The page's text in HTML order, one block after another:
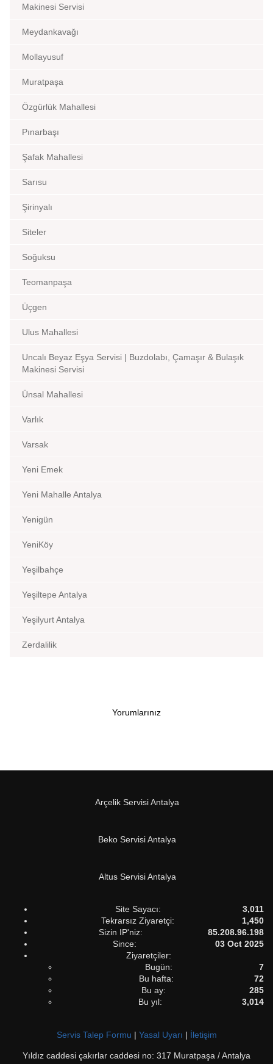
Makinesi Servisi
Meydankavağı
Mollayusuf
Muratpaşa
Özgürlük Mahallesi
Pınarbaşı
Şafak Mahallesi
Sarısu
Şirinyalı
Siteler
Soğuksu
Teomanpaşa
Üçgen
Ulus Mahallesi
Uncalı Beyaz Eşya Servisi | Buzdolabı, Çamaşır & Bulaşık
Makinesi Servisi
Ünsal Mahallesi
Varlık
Varsak
Yeni Emek
Yeni Mahalle Antalya
Yenigün
YeniKöy
Yeşilbahçe
Yeşiltepe Antalya
Yeşilyurt Antalya
Zerdalilik
Yorumlarınız
Arçelik Servisi Antalya
Beko Servisi Antalya
Altus Servisi Antalya
Site Sayacı:
3,011
Tekrarsız Ziyaretçi:
1,450
Sizin IP'niz:
85.208.96.198
Since:
03 Oct 2025
Ziyaretçiler:
Bugün:
7
Bu hafta:
72
Bu ay:
285
Bu yıl:
3,014
Servis Talep Formu | Yasal Uyarı | İletişim
Yıldız caddesi çakırlar caddesi no: 317 Muratpaşa / Antalya